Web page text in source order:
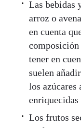
Las bebidas
arroz o
en cuenta
composición
tener en
suelen
los azúcares
Los frutos